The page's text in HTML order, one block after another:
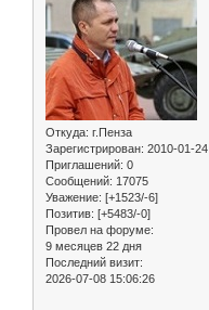
Откуда: г.Пенза
Зарегистрирован: 2010-01-24
Приглашений: 0
Сообщений: 17075
Уважение: [+1523/-6]
Позитив: [+5483/-0]
Провел на форуме:
9 месяцев 22 дня
Последний визит:
2026-07-08 15:06:26